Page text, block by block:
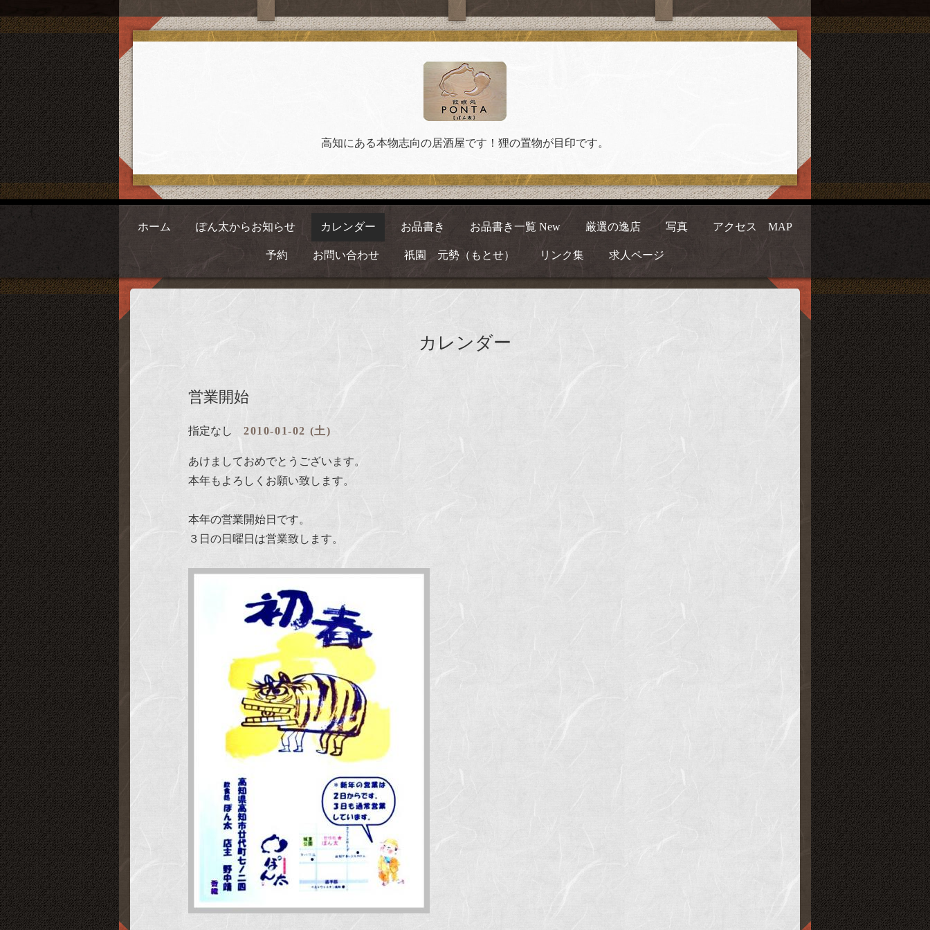
高知にある本物志向の居酒屋です！狸の置物が目印です。
ホーム ぽん太からお知らせ カレンダー お品書き お品書き一覧 New 厳選の逸店 写真 アクセス MAP
予約 お問い合わせ 祇園 元勢（もとせ） リンク集 求人ページ
カレンダー
営業開始
指定なし 2010-01-02 (土)
あけましておめでとうございます。
本年もよろしくお願い致します。
本年の営業開始日です。
３日の日曜日は営業致します。